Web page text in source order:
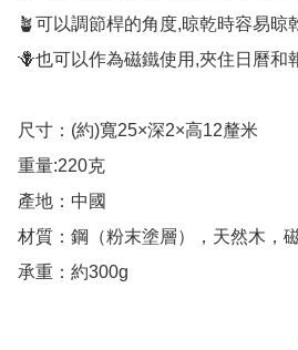
🪴可以調節桿的角度,晾乾時容易晾
🪻也可以作為磁鐵使用,夾住日曆和
尺寸：(約)寬25×深2×高12釐米
重量:220克
產地：中國
材質：鋼（粉末塗層），天然木，
承重：約300g